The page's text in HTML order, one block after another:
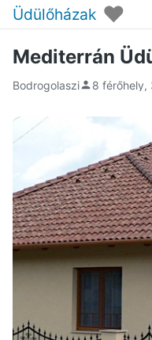
Üdülőházak ♥
Mediterrán
Bodrogolaszi 8 férőhely,